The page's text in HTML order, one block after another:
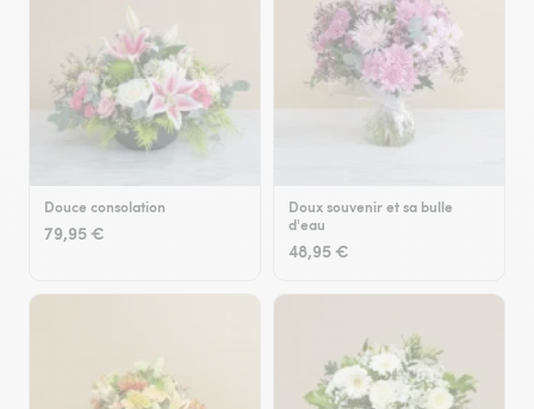
Douce consolation
79,95 €
Doux souvenir et sa bulle
d'eau
48,95 €